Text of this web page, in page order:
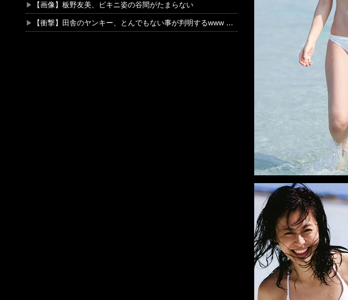
【画像】板野友美、ビキニ姿の谷間がたまらない
【衝撃】田舎のヤンキー、とんでもない事が判明するwww 田舎のマイルドヤンキーって何であんなに金あるの？もしかして…